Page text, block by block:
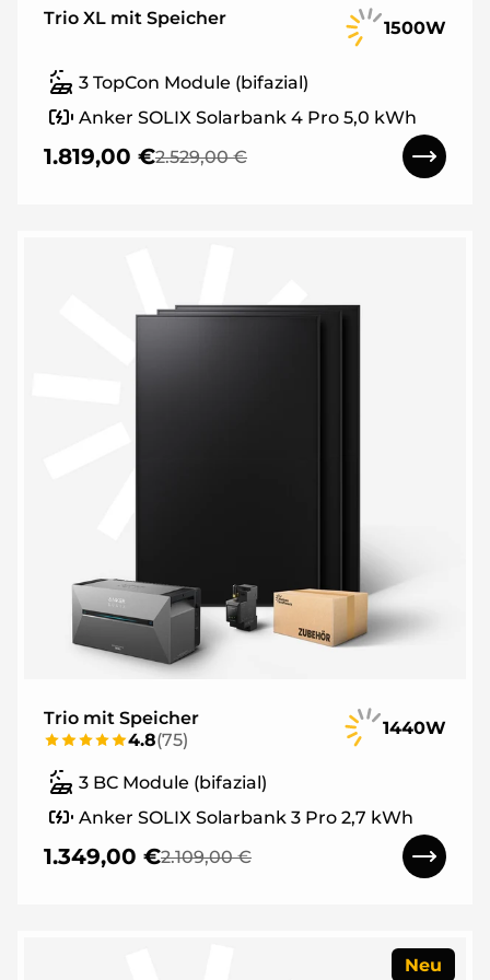
Trio XL mit Speicher 1500W
3 TopCon Module (bifazial)
Anker SOLIX Solarbank 4 Pro 5,0 kWh
1.819,00 €2.529,00 €
Trio mit Speicher
4.8(75)
1440W
3 BC Module (bifazial)
Anker SOLIX Solarbank 3 Pro 2,7 kWh
1.349,00 €2.109,00 €
Neu